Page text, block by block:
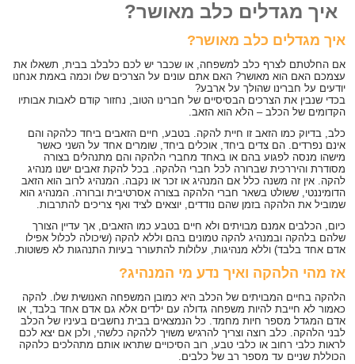
איך מגדלים כלב מאושר?
איך מגדלים כלב מאושר?
אם החלטתם לצרף כלב למשפחה, או שכבר יש לכם כלבלב בבית, תשאלו את
עצמכם האם הוא מאושר? האם אתם עונים על הצרכים שלו וכמה באמת אנחנו
יודעים על חברינו שהולך על ארבע?
בכדי שנבין את הצרכים הבסיסיים של חברינו הטוב, נחזור קודם לאבות אבותיו
הקדומים של הכלב – הלא הוא הזאב.
כלב, בדיוק כמו הזאב זו חיית להקה. בטבע, חיים הזאבים ביחד כלהקה והם
אינם נפרדים. הם צדים ביחד, אוכלים ביחד, שומרים אחד על השני כאשר
מישהו מנסה לפגוע בהם או באחד מחברי הלהקה והם מתנהלים בצורה
מסודרת והיררכית שברורה לכל חברי הלהקה. בכל להקת זאבים ישנו מנהיג
להקה. אין זה משנה כלל אם המנהיג או זכר או נקבה. המנהיג לרוב הוא הזאב
הדומיננטי, ששולט בשאר חברי הלהקה בצורה אסרטיבית וברורה. המנהיג הוא
שמוביל את הלהקה בזמן שהם נודדים, יוצאים לציד ואף צריכים להתרבות.
כיום, הכלבים אמנם מבויתים ולא חיים בטבע כמו הזאבים, אך עדיין הצורך
שלהם בלהקה ובמנהיג להקה טמונים בהם וללא להקה (שיכולה לכלול אפילו
אדם אחד בלבד) וללא מנהיגות, עלולות להתעורר בעיות התנהגות לא פשוטות.
אז מהי הלהקה ואיך נדע מי המנהיג?
הלהקה בחיים המבויתים של הכלב היא כמובן המשפחה האנושית שלו. להקה
כאמור לא חייבת להיות משפחה גדולה עם ילדים אלא גם אדם אחד בלבד, או
אדם המגדל מספר חיות מחמד. כל הנמצאים בבית נחשבים בעיניו של הכלב
לבני הלהקה. כלב רוצה וצריך להרגיש משויך ללהקה כלשהי, ולכן אם יצא לכם
לראות כלבי רחוב או כלבי טבע, רוב הסיכויים שתראו אותם מתהלכים כלהקה
הכוללת שניים עד מספר רב של כלבים.